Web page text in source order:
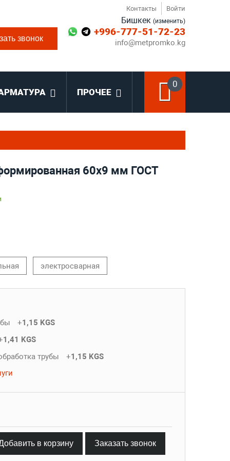
Бишкек (изменить)
+996-777-51-72-23
info@metpromko.kg
Контакты Войти
звонок
0
ПРОЧЕЕ
60х9 мм ГОСТ
электросварная
+1,15 KGS
1,41 KGS
трубы
+1,15 KGS
в корзину Заказать звонок